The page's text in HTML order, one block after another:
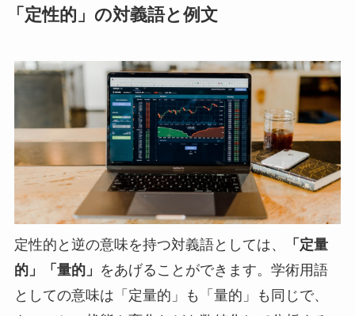
「定性的」の対義語と例文
定性的と逆の意味を持つ対義語としては、
「定量
的」「量的」 をあげることができます。学術用語
としての意味は「定量的」も「量的」も同じで、